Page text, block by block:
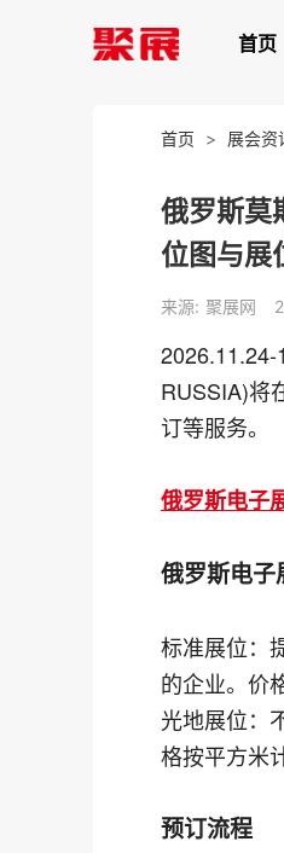
首页
首页 > 展会资
俄罗斯莫
位图与展
来源: 聚展网
RUSSIA)将
订等服务。
俄罗斯电子
俄罗斯电子
标准展位：
的企业。价
光地展位：
格按平方米
预订流程